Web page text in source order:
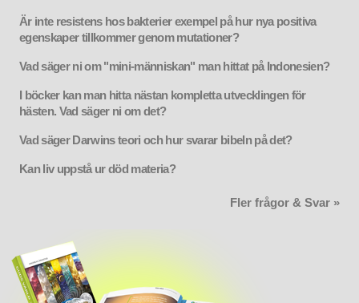
Är inte resistens hos bakterier exempel på hur nya positiva
egenskaper tillkommer genom mutationer?
Vad säger ni om "mini-människan" man hittat på Indonesien?
I böcker kan man hitta nästan kompletta utvecklingen för
hästen. Vad säger ni om det?
Vad säger Darwins teori och hur svarar bibeln på det?
Kan liv uppstå ur död materia?
Fler frågor & Svar »